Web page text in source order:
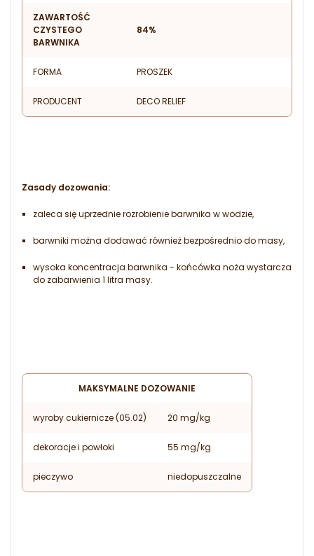
ZAWARTOŚĆ
CZYSTEGO
BARWNIKA
84%
FORMA PROSZEK
PRODUCENT DECO RELIEF
Zasady dozowania:
zaleca się uprzednie rozrobienie barwnika w wodzie,
barwniki można dodawać również bezpośrednio do masy,
wysoka koncentracja barwnika - końcówka noża wystarcza
do zabarwienia 1 litra masy.
MAKSYMALNE DOZOWANIE
wyroby cukiernicze (05.02) 20 mg/kg
dekoracje i powłoki 55 mg/kg
pieczywo niedopuszczalne